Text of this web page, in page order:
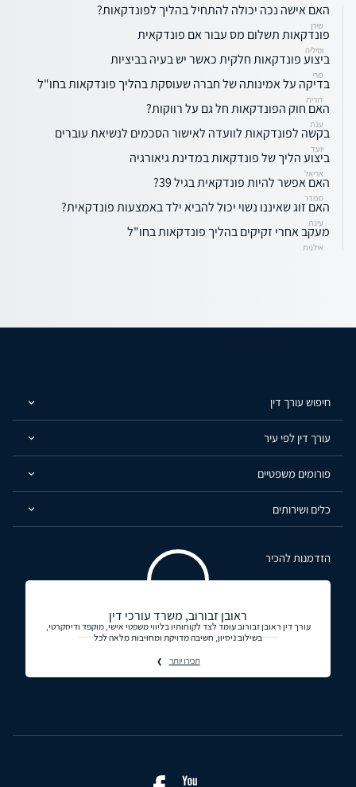
האם אישה נכה יכולה להתחיל בהליך לפונדקאות?
שירן
פונדקאות תשלום מס עבור אם פונדקאית
וסיליה
ביצוע פונדקאות חלקית כאשר יש בעיה בביציות
מרי
בדיקה על אמינותה של חברה שעוסקת בהליך פונדקאות בחו"ל
דורית
האם חוק הפונדקאות חל גם על רווקות?
ענת
בקשה לפונדקאות לוועדה לאישור הסכמים לנשיאת עוברים
יועד
ביצוע הליך של פונדקאות במדינת גיאורגיה
אריאל
האם אפשר להיות פונדקאית בגיל 39?
סמדר
האם זוג שאיננו נשוי יכול להביא ילד באמצעות פונדקאית?
עינת
מעקב אחרי זקיקים בהליך פונדקאות בחו"ל
אילנית
חיפוש עורך דין
עורך דין לפי עיר
פורומים משפטיים
כלים ושירותים
הזדמנות להכיר
ראובן זבורוב, משרד עורכי דין
עורך דין ראובן זבורוב עומד לצד לקוחותיו בליווי משפטי אישי, מוקפד ודיסקרטי,
בשילוב ניסיון, חשיבה מדויקת ומחויבות מלאה לכל
תכירו יותר